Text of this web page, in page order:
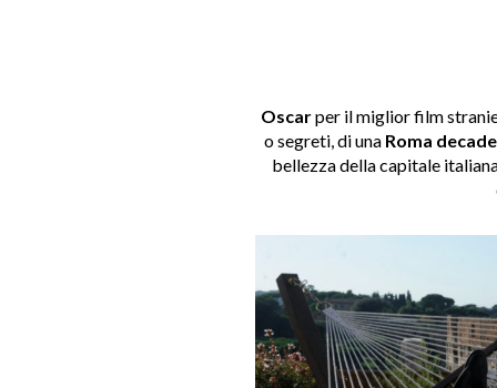
Oscarper il miglior film
o segreti, di una Roma
bellezza della capitale